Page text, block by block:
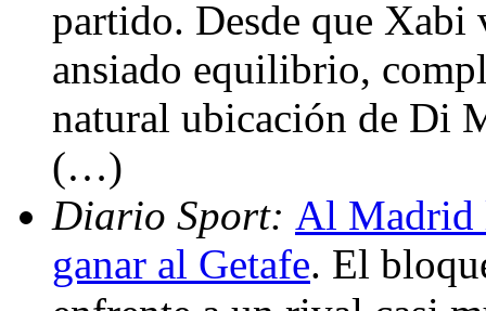
partido. Desde que
ansiado equilibrio,
natural ubicación de Di
(…)
Diario Sport: Al Madrid
ganar al Getafe. El